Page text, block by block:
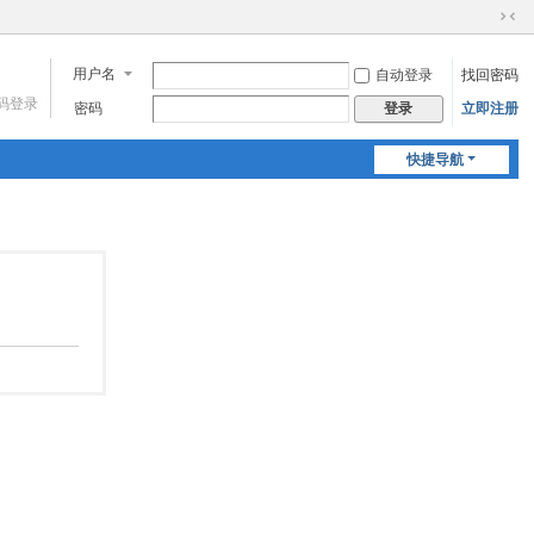
切
到
窄
用户名 自动登录
找回密码
密码
登录 立即注册
登录
快捷导航